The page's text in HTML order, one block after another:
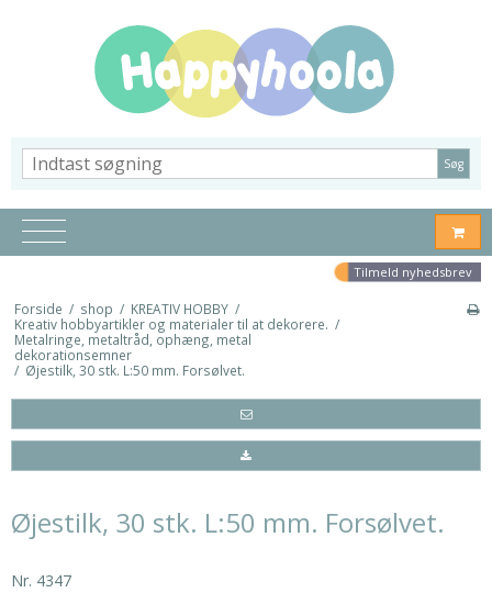
Søg
Tilmeld nyhedsbrev
Forside / shop / KREATIV HOBBY /
Kreativ hobbyartikler og materialer til at dekorere. /
Metalringe, metaltråd, ophæng, metal
dekorationsemner
/ Øjestilk, 30 stk. L:50 mm. Forsølvet.
Øjestilk, 30 stk. L:50 mm. Forsølvet.
Nr. 4347